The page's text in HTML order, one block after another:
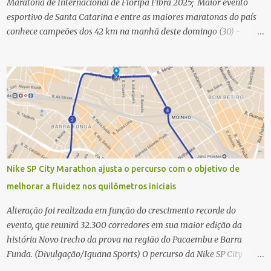
Maratona de Internacional de Floripa Fibra 2025; Maior evento
esportivo de Santa Catarina e entre as maiores maratonas do país
conhece campeões dos 42 km na manhã deste domingo (30) -
Floripa Fibra 2025. Na manhã deste sábado (30) foram conhecidos
os campeões dos 21 km do maior evento esportivo de Santa
Catarina. A mineira Jessica Ladeira e o queniano Wilson Mutua
foram os vencedores da meia maratona, ambos com a quebra de
recorde da prova. Neste domingo (31) será a vez da prova principal,
os 42,195 km da maratona, além da corrida de 5 KM. As largadas,
na Avenida Beira-Mar Norte, em Florianópolis, na altura do
Trapiche, começam às 5h10. Entre as maiores maratonas
brasileiras deste ano, a Maratona Internacional de Floripa Fibra
2025 reúne um total de 19.230 atletas. Além da meia marat...
Nike SP City Marathon ajusta o percurso com o objetivo de
melhorar a fluidez nos quilômetros iniciais
Alteração foi realizada em função do crescimento recorde do
evento, que reunirá 32.300 corredores em sua maior edição da
história Novo trecho da prova na região do Pacaembu e Barra
Funda. (Divulgação/Iguana Sports) O percurso da Nike SP City